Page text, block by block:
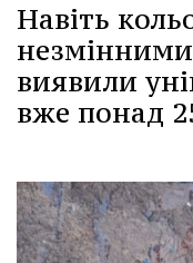
Навіть
виявили
вже понад